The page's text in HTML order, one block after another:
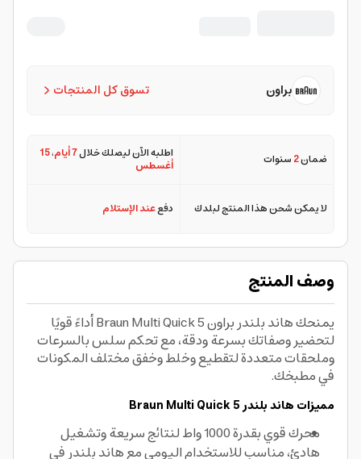
تسوق كل المنتجات براون
ضمان2سنوات اطلبه الآن ليصلك خلال7 أيام ،15
أغسطس
لا يمكن شحن هذا المنتج لبلدك دفععند الإستلام
وصف المنتج
يمنحك هاند بلندر براون Braun Multi Quick 5 أداءً قويًا
لتحضير وصفاتك بسرعة ودقة، مع تحكم سلس بالسرعات
وملحقات متعددة لتقطيع وخلط وخفق مختلف المكونات
في مطبخك.
مميزات هاند بلندر Braun Multi Quick 5
محرك قوي بقدرة 1000 واط لنتائج سريعة وتشغيل
هادئ، مناسب للاستخدام اليومي مع هاند بلندر في